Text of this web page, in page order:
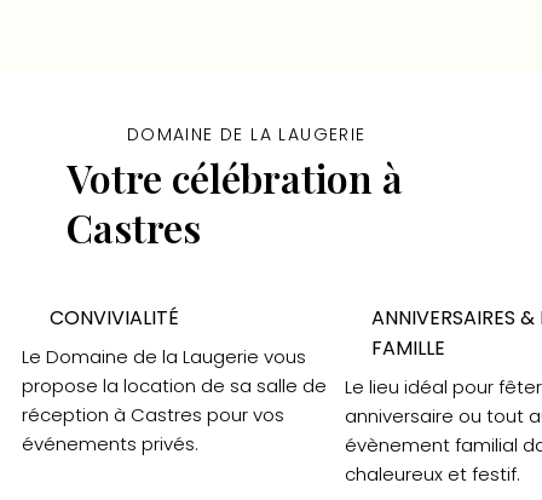
DOMAINE DE LA LAUGERIE
Votre célébration à
Castres
CONVIVIALITÉ
Le Domaine de la Laugerie vous
propose la location de sa salle de
réception à Castres pour vos
événements privés.
ANNIVERSAIRES &
FAMILLE
Le lieu idéal pour
anniversaire ou tout
évènement familial
chaleureux et festif.